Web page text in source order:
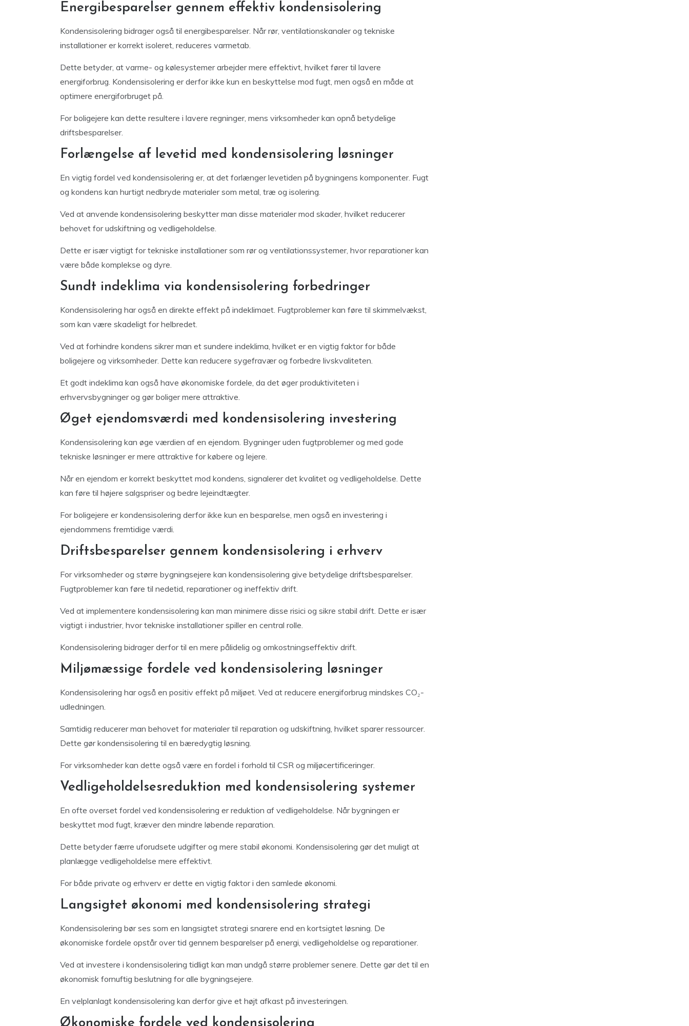
Energibesparelser gennem effektiv kondensisolering
Kondensisolering bidrager også til energibesparelser. Når rør, ventilationskanaler og tekniske
installationer er korrekt isoleret, reduceres varmetab.
Dette betyder, at varme- og kølesystemer arbejder mere effektivt, hvilket fører til lavere
energiforbrug. Kondensisolering er derfor ikke kun en beskyttelse mod fugt, men også en måde at
optimere energiforbruget på.
For boligejere kan dette resultere i lavere regninger, mens virksomheder kan opnå betydelige
driftsbesparelser.
Forlængelse af levetid med kondensisolering løsninger
En vigtig fordel ved kondensisolering er, at det forlænger levetiden på bygningens komponenter. Fugt
og kondens kan hurtigt nedbryde materialer som metal, træ og isolering.
Ved at anvende kondensisolering beskytter man disse materialer mod skader, hvilket reducerer
behovet for udskiftning og vedligeholdelse.
Dette er især vigtigt for tekniske installationer som rør og ventilationssystemer, hvor reparationer kan
være både komplekse og dyre.
Sundt indeklima via kondensisolering forbedringer
Kondensisolering har også en direkte effekt på indeklimaet. Fugtproblemer kan føre til skimmelvækst,
som kan være skadeligt for helbredet.
Ved at forhindre kondens sikrer man et sundere indeklima, hvilket er en vigtig faktor for både
boligejere og virksomheder. Dette kan reducere sygefravær og forbedre livskvaliteten.
Et godt indeklima kan også have økonomiske fordele, da det øger produktiviteten i
erhvervsbygninger og gør boliger mere attraktive.
Øget ejendomsværdi med kondensisolering investering
Kondensisolering kan øge værdien af en ejendom. Bygninger uden fugtproblemer og med gode
tekniske løsninger er mere attraktive for købere og lejere.
Når en ejendom er korrekt beskyttet mod kondens, signalerer det kvalitet og vedligeholdelse. Dette
kan føre til højere salgspriser og bedre lejeindtægter.
For boligejere er kondensisolering derfor ikke kun en besparelse, men også en investering i
ejendommens fremtidige værdi.
Driftsbesparelser gennem kondensisolering i erhverv
For virksomheder og større bygningsejere kan kondensisolering give betydelige driftsbesparelser.
Fugtproblemer kan føre til nedetid, reparationer og ineffektiv drift.
Ved at implementere kondensisolering kan man minimere disse risici og sikre stabil drift. Dette er især
vigtigt i industrier, hvor tekniske installationer spiller en central rolle.
Kondensisolering bidrager derfor til en mere pålidelig og omkostningseffektiv drift.
Miljømæssige fordele ved kondensisolering løsninger
Kondensisolering har også en positiv effekt på miljøet. Ved at reducere energiforbrug mindskes CO₂-
udledningen.
Samtidig reducerer man behovet for materialer til reparation og udskiftning, hvilket sparer ressourcer.
Dette gør kondensisolering til en bæredygtig løsning.
For virksomheder kan dette også være en fordel i forhold til CSR og miljøcertificeringer.
Vedligeholdelsesreduktion med kondensisolering systemer
En ofte overset fordel ved kondensisolering er reduktion af vedligeholdelse. Når bygningen er
beskyttet mod fugt, kræver den mindre løbende reparation.
Dette betyder færre uforudsete udgifter og mere stabil økonomi. Kondensisolering gør det muligt at
planlægge vedligeholdelse mere effektivt.
For både private og erhverv er dette en vigtig faktor i den samlede økonomi.
Langsigtet økonomi med kondensisolering strategi
Kondensisolering bør ses som en langsigtet strategi snarere end en kortsigtet løsning. De
økonomiske fordele opstår over tid gennem besparelser på energi, vedligeholdelse og reparationer.
Ved at investere i kondensisolering tidligt kan man undgå større problemer senere. Dette gør det til en
økonomisk fornuftig beslutning for alle bygningsejere.
En velplanlagt kondensisolering kan derfor give et højt afkast på investeringen.
Økonomiske fordele ved kondensisolering